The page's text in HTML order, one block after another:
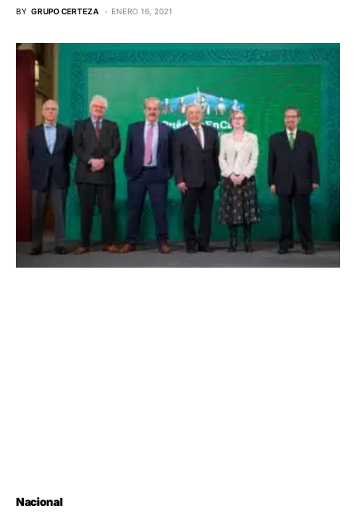
BY GRUPO CERTEZA ENERO 16, 2021
Nacional